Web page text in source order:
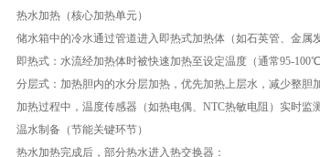
热水加热（核心加热单元）
储水箱中的冷水通过管道进入即热式加热体（如石英管、金属
即热式：水流经加热体时被快速加热至设定温度（通常95-100℃
分层式：加热胆内的水分层加热，优先加热上层水，减少整胆加
加热过程中，温度传感器（如热电偶、NTC热敏电阻）实时监测
温水制备（节能关键环节）
热水加热完成后，部分热水进入热交换器：